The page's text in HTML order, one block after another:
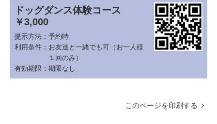
ドッグダンス体験コース
￥3,000
提示方法： 予約時
利用条件： お友達と一緒でも可（お一人様
１回のみ）
有効期限： 期限なし
このページを印刷する